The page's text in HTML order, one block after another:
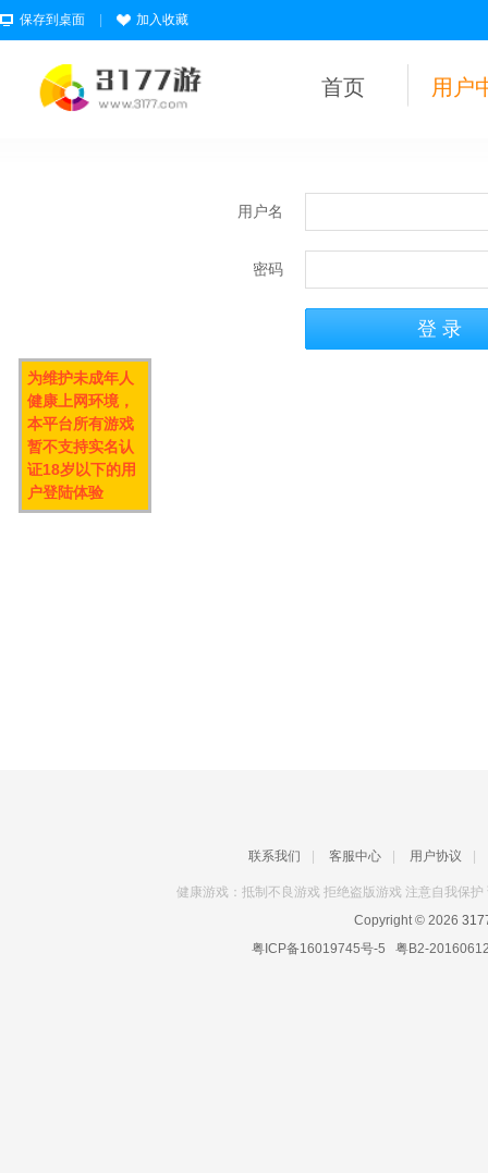
保存到桌面 加入收藏
首页 用户
用户名
密码
联系我们 客服中心 用户协议
健康游戏：抵制不良游戏 拒绝盗版游戏 注意自我保
Copyright © 2026
粤ICP备16019745号-5 粤B2-
为维护未成年人
健康上网环境，
本平台所有游戏
暂不支持实名认
证18岁以下的用
户登陆体验